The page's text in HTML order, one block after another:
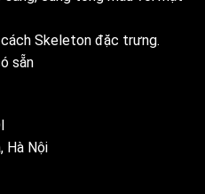
Skeleton đặc trưng.
sẵn
Hà Nội